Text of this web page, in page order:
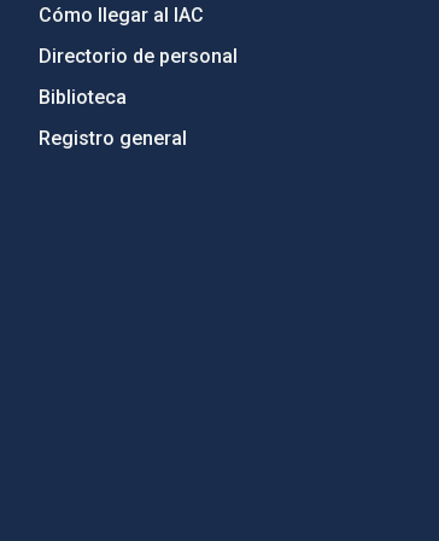
Cómo llegar al IAC
Directorio de personal
Biblioteca
Registro general